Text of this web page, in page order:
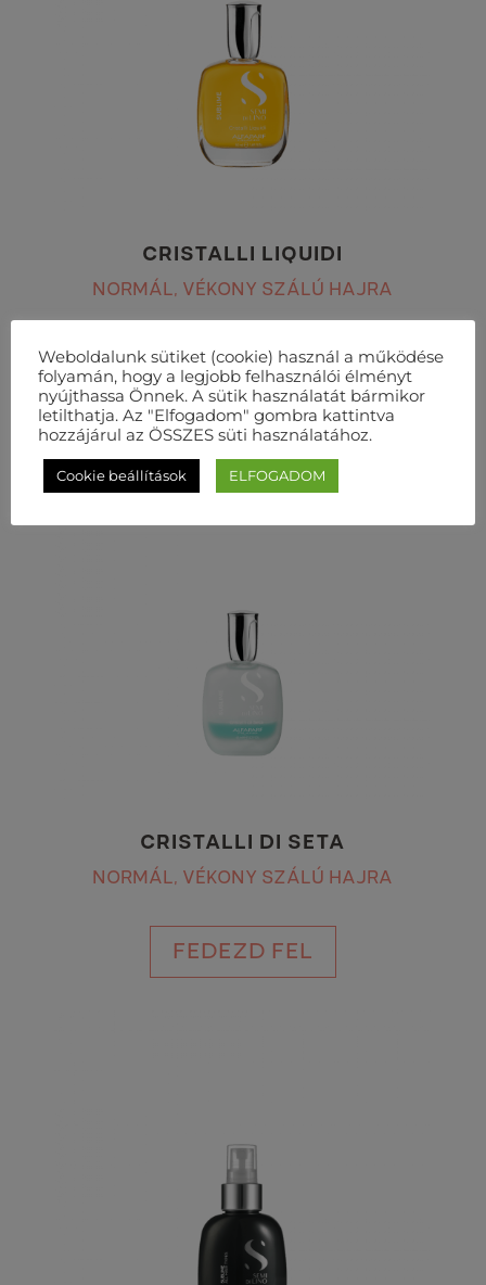
CRISTALLI LIQUIDI
NORMÁL, VÉKONY SZÁLÚ HAJRA
FEDEZD FEL
CRISTALLI DI SETA
NORMÁL, VÉKONY SZÁLÚ HAJRA
FEDEZD FEL
Weboldalunk sütiket (cookie) használ a működése
folyamán, hogy a legjobb felhasználói élményt
nyújthassa Önnek. A sütik használatát bármikor
letilthatja. Az "Elfogadom" gombra kattintva
hozzájárul az ÖSSZES süti használatához.
Cookie beállítások ELFOGADOM